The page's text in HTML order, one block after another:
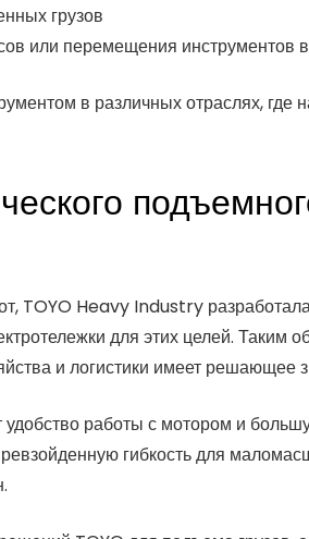
грузов
или перемещения инструментов
в различных отраслях, где
TOYO Heavy Industry
для этих целей. Таким
и логистики имеет решающее
удобство работы с мотором и
гибкость для